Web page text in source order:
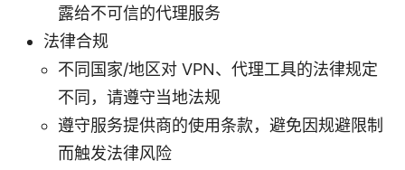
露给不可信的代理服务
法律合规
不同国家/地区对 VPN、代理工具的法律规定
不同，请遵守当地法规
遵守服务提供商的使用条款，避免因规避限制
而触发法律风险